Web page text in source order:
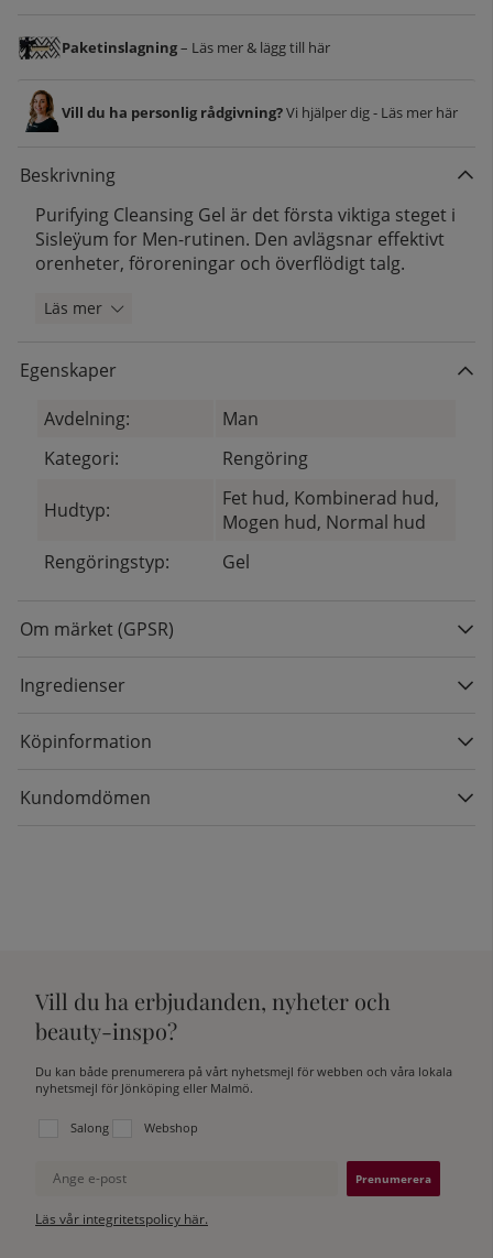
Paketinslagning– Läs mer & lägg till här
Vill du ha personlig rådgivning?Vi hjälper dig - Läs mer här
Beskrivning
Purifying Cleansing Gel är det första viktiga steget i
Sisleÿum for Men-rutinen. Den avlägsnar effektivt
orenheter, föroreningar och överflödigt talg.
Läs mer
Egenskaper
Avdelning:
Man
Kategori:
Rengöring
Hudtyp:
Fet hud, Kombinerad hud,
Mogen hud, Normal hud
Rengöringstyp:
Gel
Om märket (GPSR)
Ingredienser
Köpinformation
Kundomdömen
Vill du ha erbjudanden, nyheter och
beauty-inspo?
Du kan både prenumerera på vårt nyhetsmejl för webben och våra lokala
nyhetsmejl för Jönköping eller Malmö.
Välj vilken lista du vill prenumerera på:
Salong Webshop
Ange e-post
Läs vår integritetspolicy här.